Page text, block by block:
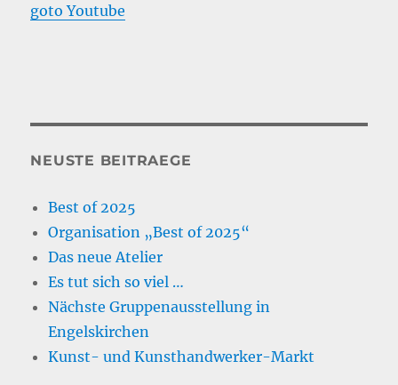
goto Youtube
NEUSTE BEITRAEGE
Best of 2025
Organisation „Best of 2025“
Das neue Atelier
Es tut sich so viel …
Nächste Gruppenausstellung in
Engelskirchen
Kunst- und Kunsthandwerker-Markt